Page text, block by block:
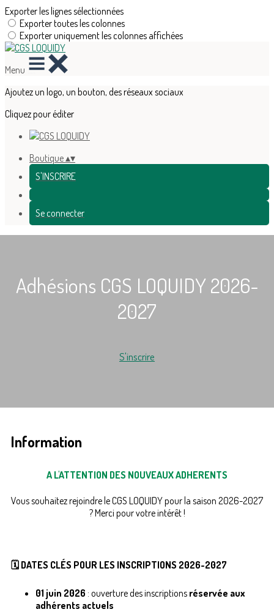
Exporter les lignes sélectionnées
Exporter toutes les colonnes
Exporter uniquement les colonnes affichées
Menu
Ajoutez un logo, un bouton, des réseaux sociaux
Cliquez pour éditer
Boutique▴▾
S'INSCRIRE
Se connecter
Adhésions CGS LOQUIDY 2026-
2027
S'inscrire
Information
A L'ATTENTION DES NOUVEAUX ADHERENTS
Vous souhaitez rejoindre le CGS LOQUIDY pour la saison 2026-2027
? Merci pour votre intérêt !
🗓️ DATES CLÉS POUR LES INSCRIPTIONS 2026-2027
01 juin 2026 : ouverture des inscriptions réservée aux
adhérents actuels